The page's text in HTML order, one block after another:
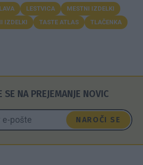
LESTVICA
MESTNI IZDELKI
IZDELKI
TASTE ATLAS TLAČENKA
SE NA PREJEMANJE NOVIC
NAROČI SE